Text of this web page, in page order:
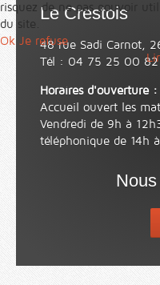
Le Crestois
48 rue Sadi Carnot,
Tél : 04 75 25 00 82
Horaires d'ouverture :
Accueil ouvert les
Vendredi de 9h à
téléphonique de 14h
risquez de ne pas pouvoir
du site.
Ok Je refuse